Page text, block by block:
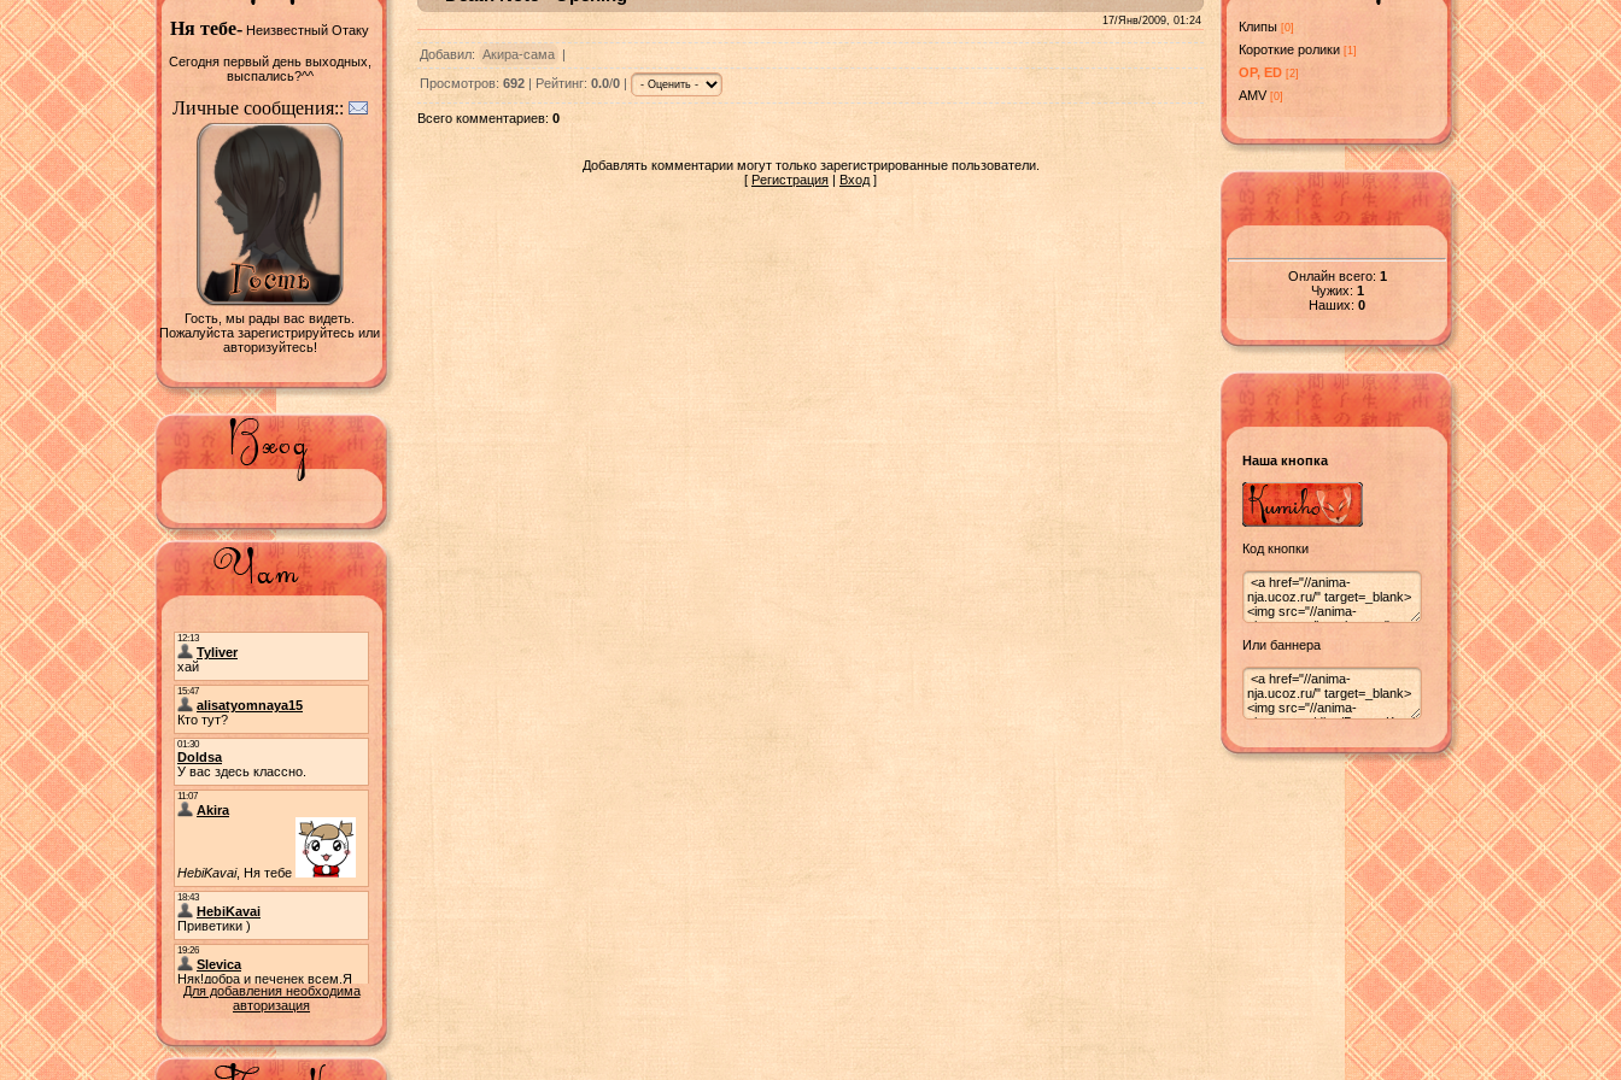
Ня тебе- Неизвестный Отаку
Сегодня первый день выходных,
выспались?^^
Личные сообщения::
Гость, мы рады вас видеть.
Пожалуйста зарегистрируйтесь или
авторизуйтесь!
Для добавления необходима
авторизация
17/Янв/2009, 01:24
Добавил: Акира-сама |
Просмотров: 692 | Рейтинг: 0.0/0 |
Всего комментариев: 0
Добавлять комментарии могут только зарегистрированные пользователи.
[ Регистрация | Вход ]
Клипы [0]
Короткие ролики [1]
OP, ED [2]
AMV [0]
Онлайн всего: 1
Чужих: 1
Наших: 0
Наша кнопка
Код кнопки
Или баннера